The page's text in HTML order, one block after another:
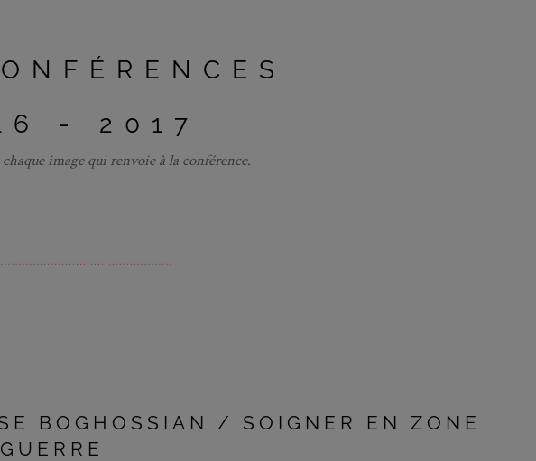
- 2017
image qui renvoie à la conférence.
BOGHOSSIAN / SOIGNER EN ZONE